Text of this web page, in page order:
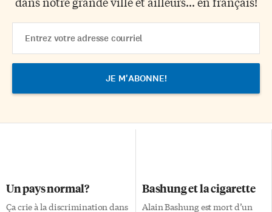
Address
Un pays normal?
Ça crie à la discrimination dans
Bashung et la cigarette
Alain Bashung est mort d’un